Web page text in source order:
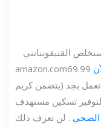
القنبفوتنانني
amazon.com
تعمل بجد (يتضمن كريم
تسكين مستهدف
الصحي . لن تعرف ذلك